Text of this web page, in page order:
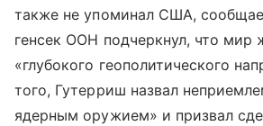
также не упоминал США,
генсек ООН подчеркнул, что мир
«глубокого геополитического
того, Гутерриш назвал
ядерным оружием» и призвал